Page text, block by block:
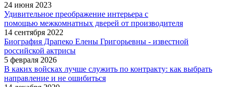
24 июня 2023
Удивительное преображение интерьера с
помощью межкомнатных дверей от производителя
14 сентября 2022
Биография Драпеко Елены Григорьевны - известной
российской актрисы
5 февраля 2026
В каких войсках лучше служить по контракту: как выбрать
направление и не ошибиться